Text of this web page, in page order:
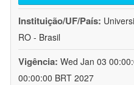
Instituição/UF/País:
RO - Brasil
Vigência: Wed Jan 03
00:00:00 BRT 2027